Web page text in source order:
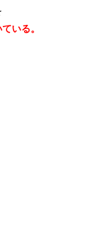
いる。